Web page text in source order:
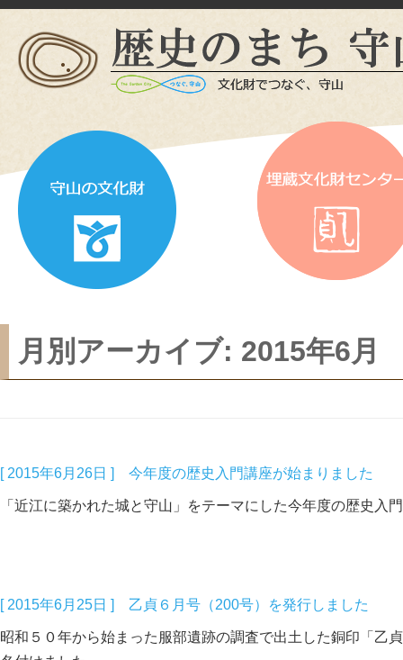
月別アーカイブ: 2015年6月
[ 2015年6月26日 ] 今年度の歴史入門講座が始まりました
「近江に築かれた城と守山」をテーマにした今年度の歴史入
[ 2015年6月25日 ] 乙貞６月号（200号）を発行しました
昭和５０年から始まった服部遺跡の調査で出土した銅印「乙